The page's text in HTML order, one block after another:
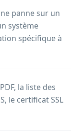
panne sur un
système
spécifique à
la liste des
le certificat SSL